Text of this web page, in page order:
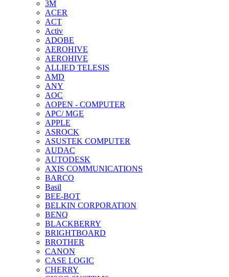
3M
ACER
ACT
Activ
ADOBE
AEROHIVE
AEROHIVE
ALLIED TELESIS
AMD
ANY
AOC
AOPEN - COMPUTER
APC/ MGE
APPLE
ASROCK
ASUSTEK COMPUTER
AUDAC
AUTODESK
AXIS COMMUNICATIONS
BARCO
Basil
BEE-BOT
BELKIN CORPORATION
BENQ
BLACKBERRY
BRIGHTBOARD
BROTHER
CANON
CASE LOGIC
CHERRY